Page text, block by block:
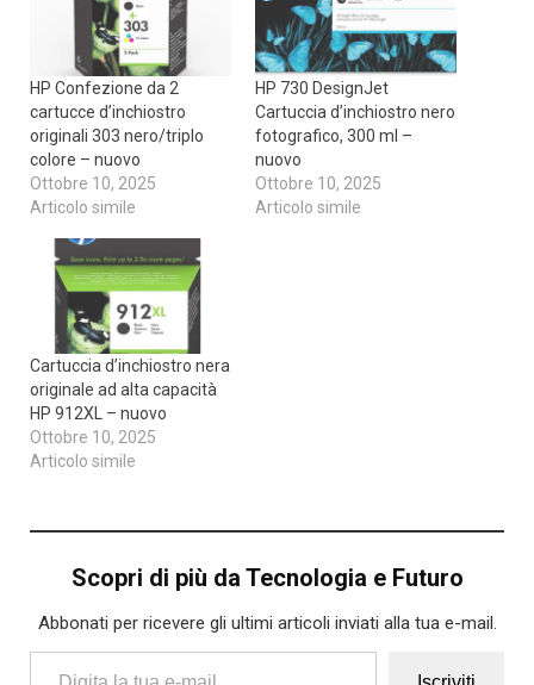
HP Confezione da 2
cartucce d’inchiostro
originali 303 nero/triplo
colore – nuovo
Ottobre 10, 2025
Articolo simile
HP 730 DesignJet
Cartuccia d’inchiostro nero
fotografico, 300 ml –
nuovo
Ottobre 10, 2025
Articolo simile
Cartuccia d’inchiostro nera
originale ad alta capacità
HP 912XL – nuovo
Ottobre 10, 2025
Articolo simile
Scopri di più da Tecnologia e Futuro
Abbonati per ricevere gli ultimi articoli inviati alla tua e-mail.
Digita la tua e-mail...